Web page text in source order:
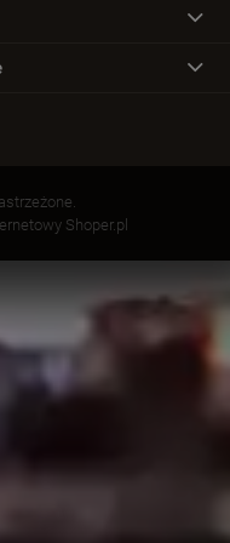
Shoper.pl